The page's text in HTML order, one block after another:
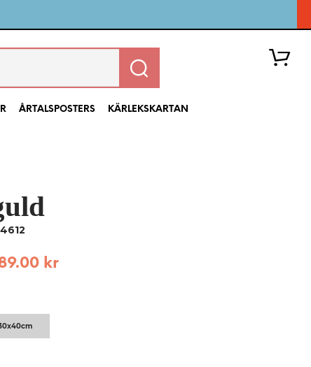
ÅRTALSPOSTERS KÄRLEKSKARTAN
kr